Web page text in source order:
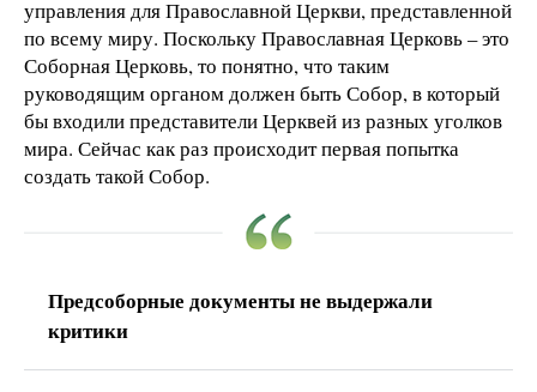
управления для Православной Церкви, представленной
по всему миру. Поскольку Православная Церковь – это
Соборная Церковь, то понятно, что таким
руководящим органом должен быть Собор, в который
бы входили представители Церквей из разных уголков
мира. Сейчас как раз происходит первая попытка
создать такой Собор.
Предсоборные документы не выдержали
критики